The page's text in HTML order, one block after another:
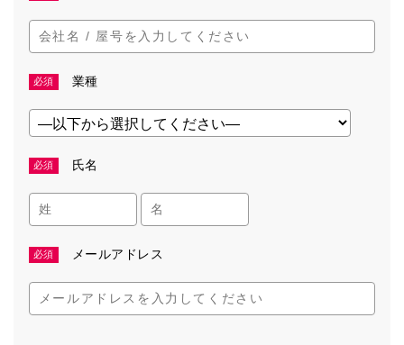
必須 業種
必須 氏名
必須 メールアドレス